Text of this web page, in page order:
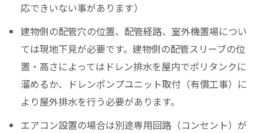
応できいない事があります）
建物側の配管穴の位置、配管経路、室外機置場につい
ては現地下見が必要です。建物側の配管スリーブの位
置・高さによってはドレン排水を屋内でポリタンクに
溜めるか、ドレンポンプユニット取付（有償工事）に
より屋外排水を行う必要があります。
エアコン設置の場合は別途専用回路（コンセント）が